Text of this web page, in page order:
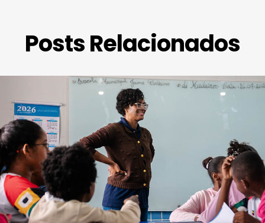
Posts Relacionados